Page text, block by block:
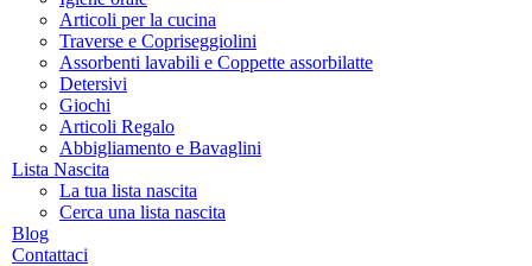
Articoli per la cucina
Traverse e Copriseggiolini
Assorbenti lavabili e Coppette assorbilatte
Detersivi
Giochi
Articoli Regalo
Abbigliamento e Bavaglini
Lista Nascita
La tua lista nascita
Cerca una lista nascita
Blog
Contattaci